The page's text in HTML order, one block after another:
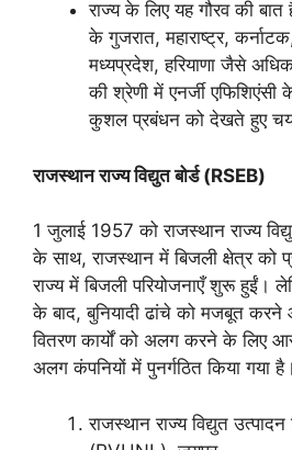
राज्य के लिए यह गौरव की
के गुजरात, महाराष्ट्र,
मध्यप्रदेश, हरियाणा जैसे
की श्रेणी में एनर्जी
कुशल प्रबंधन को देखते हुए
राजस्थान राज्य विद्युत बोर्ड (RSEB)
1 जुलाई 1957 को राजस्थान राज्य
के साथ, राजस्थान में बिजली क्षेत्र को
राज्य में बिजली परियोजनाएँ शुरू
के बाद, बुनियादी ढांचे को मजबूत करने
वितरण कार्यों को अलग करने के लिए
अलग कंपनियों में पुनर्गठित किया गया है।
राजस्थान राज्य विद्युत